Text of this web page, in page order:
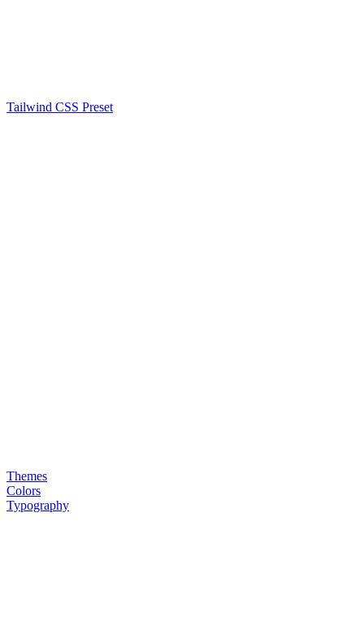
Tailwind CSS Preset
Themes
Colors
Typography